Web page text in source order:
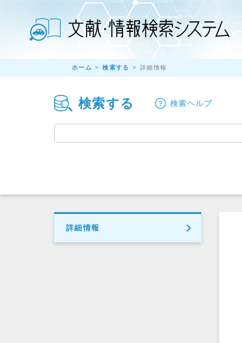
ホーム 検索する 詳細情報
検索する 検索ヘルプ
詳細情報